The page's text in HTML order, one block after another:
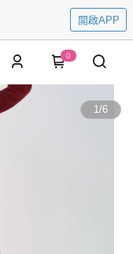
開啟APP
0
1/6